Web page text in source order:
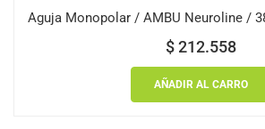
$212.558
AÑADIR AL CARRO